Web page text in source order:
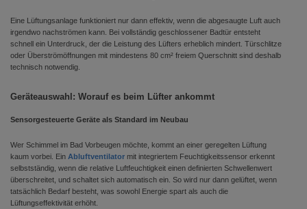
Eine Lüftungsanlage funktioniert nur dann effektiv, wenn die abgesaugte Luft auch
irgendwo nachströmen kann. Bei vollständig geschlossener Badtür entsteht
schnell ein Unterdruck, der die Leistung des Lüfters erheblich mindert. Türschlitze
oder Überströmöffnungen mit mindestens 80 cm² freiem Querschnitt sind deshalb
technisch notwendig.
Geräteauswahl: Worauf es beim Lüfter ankommt
Sensorgesteuerte Geräte als Standard im Neubau
Wer Schimmel im Bad Vorbeugen möchte, kommt an einer geregelten Lüftung
kaum vorbei. Ein Abluftventilator mit integriertem Feuchtigkeitssensor erkennt
selbstständig, wenn die relative Luftfeuchtigkeit einen definierten Schwellenwert
überschreitet, und schaltet sich automatisch ein. So wird nur dann gelüftet, wenn
tatsächlich Bedarf besteht, was sowohl Energie spart als auch die
Lüftungseffektivität erhöht.